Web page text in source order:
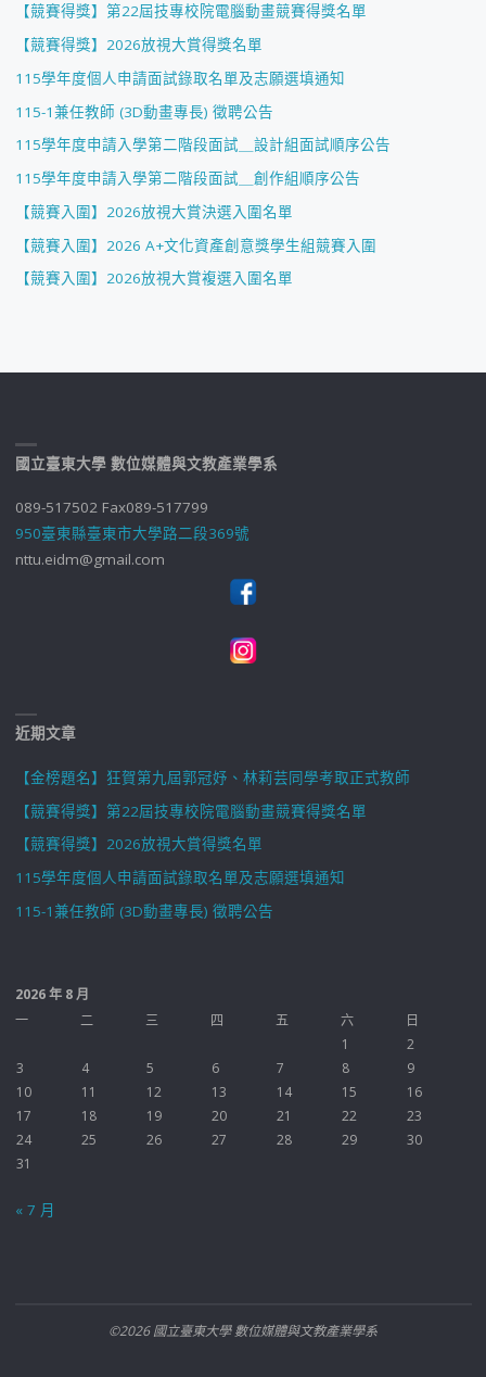
【競賽得獎】第22屆技專校院電腦動畫競賽得獎名單
【競賽得獎】2026放視大賞得獎名單
115學年度個人申請面試錄取名單及志願選填通知
115-1兼任教師 (3D動畫專長) 徵聘公告
115學年度申請入學第二階段面試＿設計組面試順序公告
115學年度申請入學第二階段面試＿創作組順序公告
【競賽入圍】2026放視大賞決選入圍名單
【競賽入圍】2026 A+文化資產創意獎學生組競賽入圍
【競賽入圍】2026放視大賞複選入圍名單
國立臺東大學 數位媒體與文教產業學系
089-517502 Fax089-517799
950臺東縣臺東市大學路二段369號
nttu.eidm@gmail.com
近期文章
【金榜題名】狂賀第九屆郭冠妤、林莉芸同學考取正式教師
【競賽得獎】第22屆技專校院電腦動畫競賽得獎名單
【競賽得獎】2026放視大賞得獎名單
115學年度個人申請面試錄取名單及志願選填通知
115-1兼任教師 (3D動畫專長) 徵聘公告
2026 年 8 月
一
二 三 四 五 六
日
1
2
3
4 5 6 7 8
9
10
11 12 13 14 15
16
17
18 19 20 21 22
23
24
25 26 27 28 29
30
31
« 7 月
©2026 國立臺東大學 數位媒體與文教產業學系